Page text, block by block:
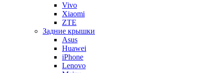
Vivo
Xiaomi
ZTE
Задние крышки
Asus
Huawei
iPhone
Lenovo